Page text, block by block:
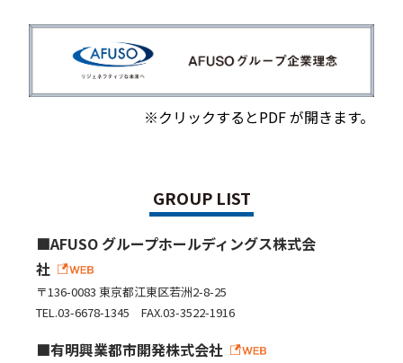
※クリックするとPDF が開きます。
GROUP LIST
AFUSO グループホールディングス株式会
社
〒136-0083 東京都江東区若洲2-8-25
TEL.03-6678-1345 FAX.03-3522-1916
有明興業都市開発株式会社